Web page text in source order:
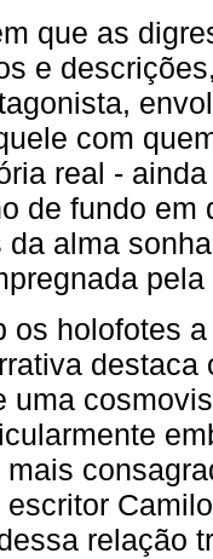
que as
e
com
real -
de fundo em
da alma
os holofotes
uma
mais
relação